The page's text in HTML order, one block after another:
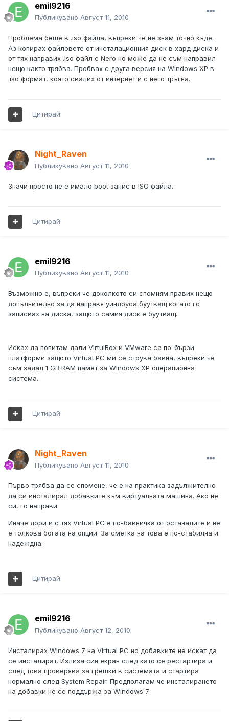
emil9216
Публикувано Август 11, 2010
Проблема беше в .iso файла, въпреки че не знам точно къде.
Аз копирах файловете от инсталационния диск в хард диска и
от тях направих .iso файл с Nero но може да не съм направил
нещо както трябва. Пробвах с друга версия на Windows XP в
.iso формат, която свалих от интернет и с него тръгна.
Цитирай
Night_Raven
Публикувано Август 11, 2010
Значи просто не е имало boot запис в ISO файла.
Цитирай
emil9216
Публикувано Август 11, 2010
Възможно е, въпреки че доколкото си спомням правих нещо
допълнително за да направя уиндоуса буутващ когато го
записвах на диска, защото самия диск е буутващ.
Исках да попитам дали VirtulBox и VMware са по-бързи
платформи защото Virtual PC ми се струва бавна, въпреки че
съм задал 1 GB RAM памет за Windows XP операционна
система.
Цитирай
Night_Raven
Публикувано Август 11, 2010
Първо трябва да се спомене, че е на практика задължително
да си инсталирал добавките към виртуалната машина. Ако не
си, го направи.
Иначе дори и с тях Virtual PC е по-бавничка от останалите и не
е толкова богата на опции. За сметка на това е по-стабилна и
надеждна.
Цитирай
emil9216
Публикувано Август 12, 2010
Инсталирах Windows 7 на Virtual PC но добавките не искат да
се инсталират. Излиза син екран след като се рестартира и
след това проверява за грешки в системата и стартира
нормално след System Repair. Предполагам че инсталирането
на добавки не се поддържа за Windows 7.